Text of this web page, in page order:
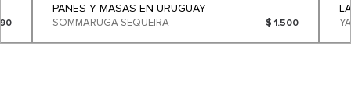
PANES Y MASAS EN URUGUAY
SOMMARUGA SEQUEIRA $ 1.500